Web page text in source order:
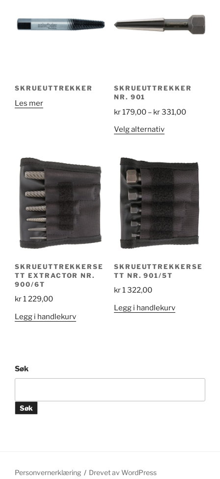
SKRUEUTTREKKER
Les mer
SKRUEUTTREKKER
NR. 901
kr179,00 – kr331,00Price
Velg alternativDette
flere
varianter.
Alternativene
kan
velges
på
produktsiden
SKRUEUTTREKKERSE
TT EXTRACTOR NR.
900/6T
kr1 229,00
Legg i handlekurv
SKRUEUTTREKKERSE
TT NR. 901/5T
kr1 322,00
Legg i handlekurv
Søk
Søk
Personvernerklæring Drevet av WordPress